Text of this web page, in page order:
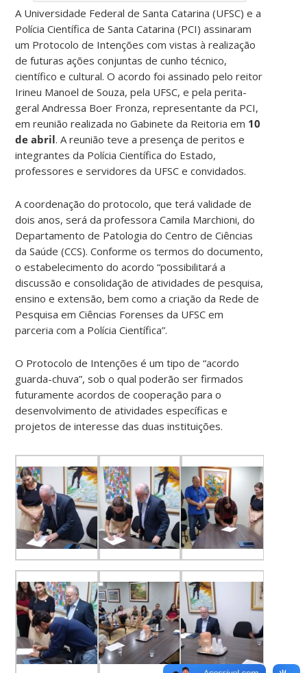
A Universidade Federal de Santa Catarina (UFSC) e a
Polícia Científica de Santa Catarina (PCI) assinaram
um Protocolo de Intenções com vistas à realização
de futuras ações conjuntas de cunho técnico,
científico e cultural. O acordo foi assinado pelo reitor
Irineu Manoel de Souza, pela UFSC, e pela perita-
geral Andressa Boer Fronza, representante da PCI,
em reunião realizada no Gabinete da Reitoria em 10
de abril. A reunião teve a presença de peritos e
integrantes da Polícia Científica do Estado,
professores e servidores da UFSC e convidados.
A coordenação do protocolo, que terá validade de
dois anos, será da professora Camila Marchioni, do
Departamento de Patologia do Centro de Ciências
da Saúde (CCS). Conforme os termos do documento,
o estabelecimento do acordo “possibilitará a
discussão e consolidação de atividades de pesquisa,
ensino e extensão, bem como a criação da Rede de
Pesquisa em Ciências Forenses da UFSC em
parceria com a Polícia Científica”.
O Protocolo de Intenções é um tipo de “acordo
guarda-chuva”, sob o qual poderão ser firmados
futuramente acordos de cooperação para o
desenvolvimento de atividades específicas e
projetos de interesse das duas instituições.